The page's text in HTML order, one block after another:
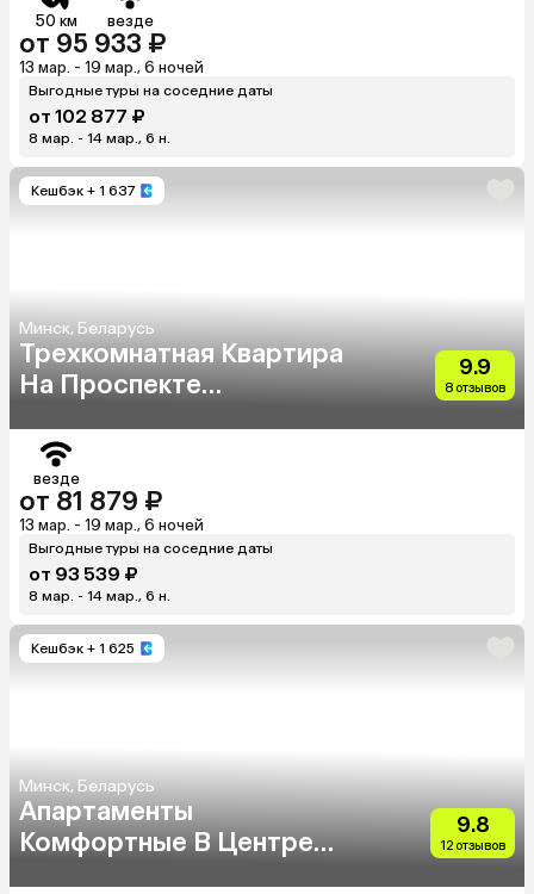
50 км везде
от 95 933 ₽
13 мар. - 19 мар., 6 ночей
Выгодные туры на соседние даты
от 102 877 ₽
8 мар. - 14 мар., 6 н.
Кешбэк + 1 637
Минск, Беларусь
Трехкомнатная Квартира
На Проспекте
9.9
8 отзывов
везде
от 81 879 ₽
13 мар. - 19 мар., 6 ночей
Выгодные туры на соседние даты
от 93 539 ₽
8 мар. - 14 мар., 6 н.
Кешбэк + 1 625
Минск, Беларусь
Апартаменты
Комфортные В Центре
9.8
12 отзывов